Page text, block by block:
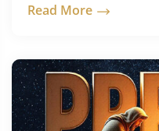
Read More